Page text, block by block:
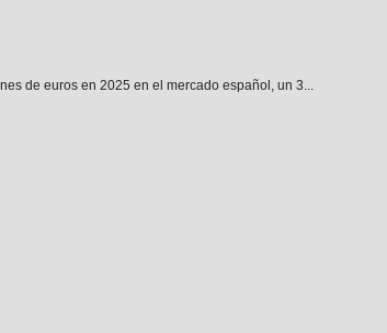
de euros en 2025 en el mercado español, un 3...